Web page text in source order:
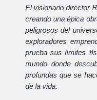
El visionario director
creando una épica
peligrosos del
exploradores
prueba sus límites
mundo donde
profundas que se
de la vida.